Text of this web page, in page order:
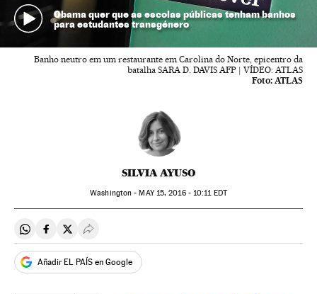
Obama quer que as escolas públicas tenham banhos
para estudantes transgénero
Banho neutro em um restaurante em Carolina do Norte, epicentro da
batalha SARA D. DAVIS AFP | VÍDEO: ATLAS
Foto: ATLAS
SILVIA AYUSO
Washington -MAY15, 2016 - 10:11EDT
Compartir en Whatsapp
Compartir en Facebook
Compartir en Twitter
Desplegar Redes Sociales
Añadir EL PAÍS en Google